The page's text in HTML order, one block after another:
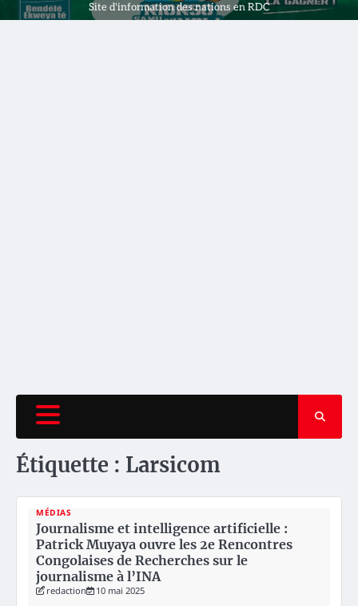
Site d'information des nations en RDC
Étiquette : Larsicom
MÉDIAS
Journalisme et intelligence artificielle :
Patrick Muyaya ouvre les 2e Rencontres
Congolaises de Recherches sur le
journalisme à l’INA
redaction 10 mai 2025